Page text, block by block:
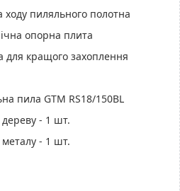
ходу пиляльного полотна
опорна плита
для кращого захоплення
пила GTM RS18/150BL
- 1 шт.
- 1 шт.